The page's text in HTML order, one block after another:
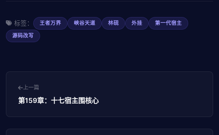
标签： 王者万界 峡谷天道 林砚 外挂
第一代宿主
源码改写
上一篇
第159章：十七宿主围核心